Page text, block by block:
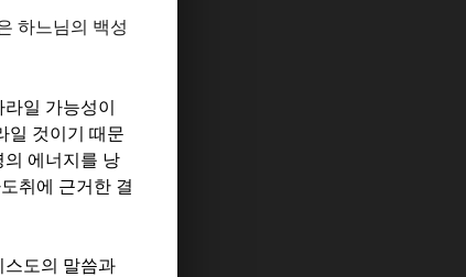
하느님의 백성
일 가능성이
일 것이기 때문
에너지를 낭
취에 근거한 결
스도의 말씀과